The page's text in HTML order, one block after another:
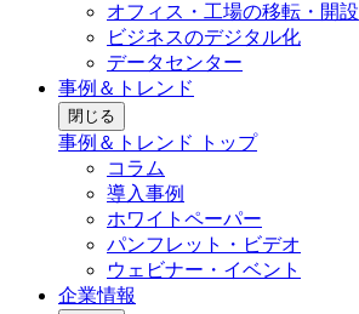
オフィス・工場の移転・開設
ビジネスのデジタル化
データセンター
事例＆トレンド
閉じる
事例＆トレンド トップ
コラム
導入事例
ホワイトペーパー
パンフレット・ビデオ
ウェビナー・イベント
企業情報